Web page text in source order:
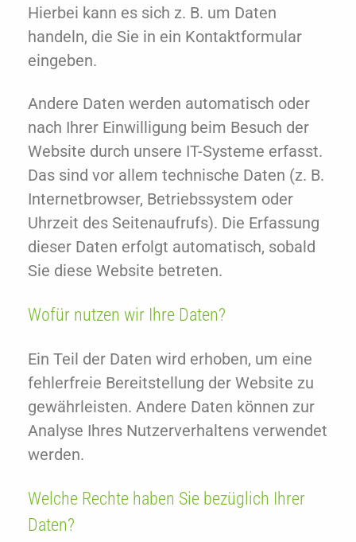
Hierbei kann es sich z. B. um Daten
handeln, die Sie in ein Kontaktformular
eingeben.
Andere Daten werden automatisch oder
nach Ihrer Einwilligung beim Besuch der
Website durch unsere IT-Systeme erfasst.
Das sind vor allem technische Daten (z. B.
Internetbrowser, Betriebssystem oder
Uhrzeit des Seitenaufrufs). Die Erfassung
dieser Daten erfolgt automatisch, sobald
Sie diese Website betreten.
Wofür nutzen wir Ihre Daten?
Ein Teil der Daten wird erhoben, um eine
fehlerfreie Bereitstellung der Website zu
gewährleisten. Andere Daten können zur
Analyse Ihres Nutzerverhaltens verwendet
werden.
Welche Rechte haben Sie bezüglich Ihrer
Daten?